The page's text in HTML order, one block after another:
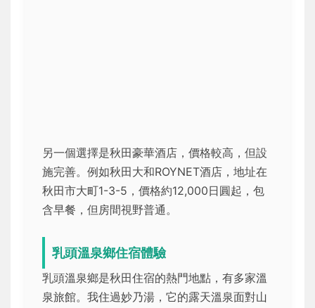
另一個選擇是秋田豪華酒店，價格較高，但設
施完善。例如秋田大和ROYNET酒店，地址在
秋田市大町1-3-5，價格約12,000日圓起，包
含早餐，但房間視野普通。
乳頭溫泉鄉住宿體驗
乳頭溫泉鄉是秋田住宿的熱門地點，有多家溫
泉旅館。我住過妙乃湯，它的露天溫泉面對山